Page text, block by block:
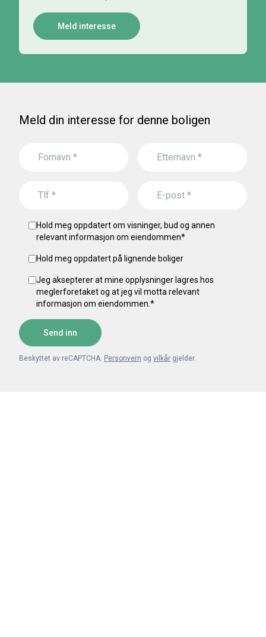
Meld interesse
Meld din interesse for denne boligen
Hold meg oppdatert om visninger, bud og annen
relevant informasjon om eiendommen*
Hold meg oppdatert på lignende boliger
Jeg aksepterer at mine opplysninger lagres hos
meglerforetaket og at jeg vil motta relevant
informasjon om eiendommen. *
Send inn
Beskyttet av reCAPTCHA. Personvern og vilkår gjelder.